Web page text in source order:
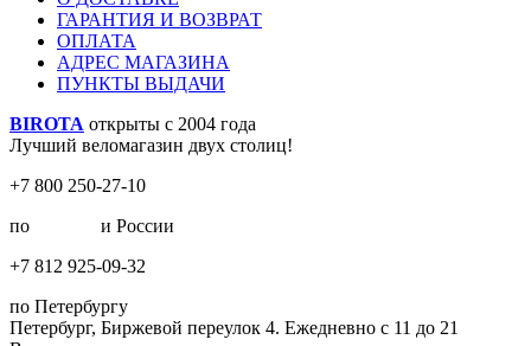
ГАРАНТИЯ И ВОЗВРАТ
ОПЛАТА
АДРЕС МАГАЗИНА
ПУНКТЫ ВЫДАЧИ
BIROTA открыты с 2004 года
Лучший веломагазин двух столиц!
+7 800 250-27-10
по
и России
+7 812 925-09-32
по Петербургу
Петербург, Биржевой переулок 4. Ежедневно с 11 до 21